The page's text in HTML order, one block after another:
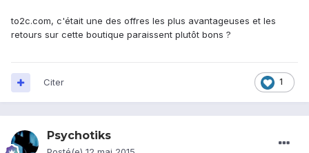
to2c.com, c'était une des offres les plus avantageuses et les
retours sur cette boutique paraissent plutôt bons ?
1
Citer
Psychotiks